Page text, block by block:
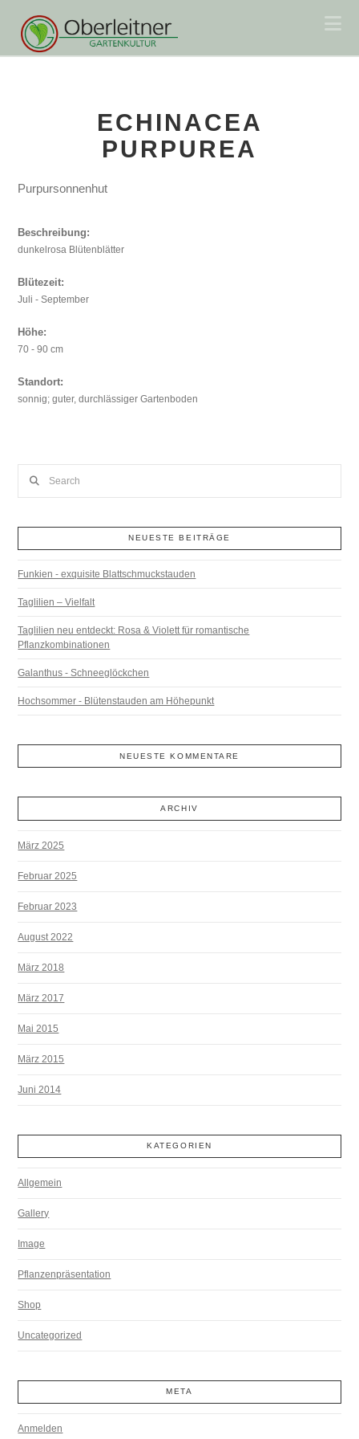
ECHINACEA
PURPUREA
Purpursonnenhut
Beschreibung:
dunkelrosa Blütenblätter
Blütezeit:
Juli - September
Höhe:
70 - 90 cm
Standort:
sonnig; guter, durchlässiger Gartenboden
NEUESTE BEITRÄGE
Funkien - exquisite Blattschmuckstauden
Taglilien – Vielfalt
Taglilien neu entdeckt: Rosa & Violett für romantische
Pflanzkombinationen
Galanthus - Schneeglöckchen
Hochsommer - Blütenstauden am Höhepunkt
NEUESTE KOMMENTARE
ARCHIV
März 2025
Februar 2025
Februar 2023
August 2022
März 2018
März 2017
Mai 2015
März 2015
Juni 2014
KATEGORIEN
Allgemein
Gallery
Image
Pflanzenpräsentation
Shop
Uncategorized
META
Anmelden